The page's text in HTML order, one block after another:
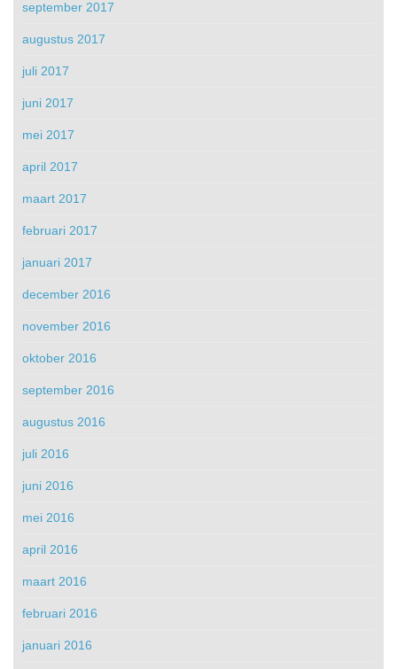
september 2017
augustus 2017
juli 2017
juni 2017
mei 2017
april 2017
maart 2017
februari 2017
januari 2017
december 2016
november 2016
oktober 2016
september 2016
augustus 2016
juli 2016
juni 2016
mei 2016
april 2016
maart 2016
februari 2016
januari 2016